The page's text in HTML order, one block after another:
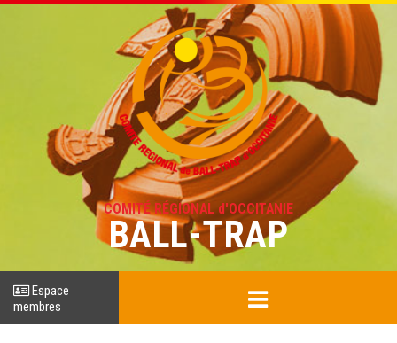
COMITÉ RÉGIONAL d'OCCITANIE
BALL-TRAP
Espace
membres